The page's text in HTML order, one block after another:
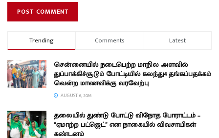
Trending Comments Latest
சென்னையில் நடைபெற்ற மாநில அளவில்
துப்பாக்கிச்சூடும் போட்டியில் கலந்து4 தங்கப்பதக்கம்
வென்ற மாணவிக்கு வரவேற்பு
AUGUST 6, 2026
தலையில் துண்டு போட்டு விநோத போராட்டம் –
“ஏமாற்ற பட்ஜெட்” என நாகையில் விவசாயிகள்
கண்டனம்